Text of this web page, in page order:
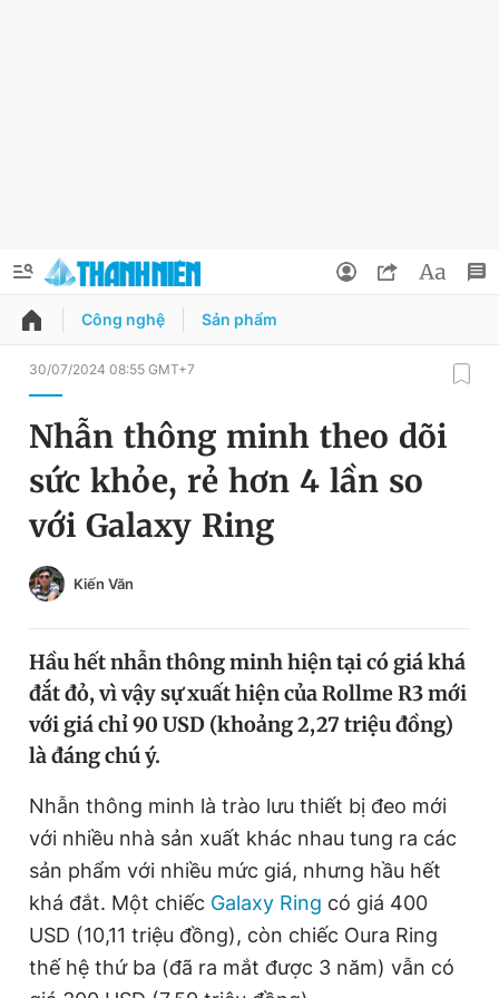
QUẢNG CÁO ĐẶT BÁO
Chuyên mục
Chuyên mục khác
Chào ngày mới
Tin thị trường
Video Magazine
Sản phẩm khác
Tiện ích Bạn cần biết
Thông tin tòa soạn Liên hệ quảng cáo
Đổi mật khẩu
Tin đã lưu
Công nghệ Sản phẩm
30/07/2024 08:55 GMT+7
Nhẫn thông minh theo dõi
sức khỏe, rẻ hơn 4 lần so
với Galaxy Ring
Kiến Văn
Hầu hết nhẫn thông minh hiện tại có giá khá
đắt đỏ, vì vậy sự xuất hiện của Rollme R3 mới
với giá chỉ 90 USD (khoảng 2,27 triệu đồng)
là đáng chú ý.
Nhẫn thông minh là trào lưu thiết bị đeo mới
với nhiều nhà sản xuất khác nhau tung ra các
sản phẩm với nhiều mức giá, nhưng hầu hết
khá đắt. Một chiếc Galaxy Ring có giá 400
USD (10,11 triệu đồng), còn chiếc Oura Ring
thế hệ thứ ba (đã ra mắt được 3 năm) vẫn có